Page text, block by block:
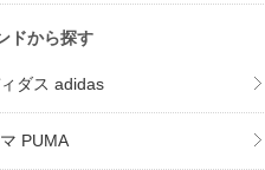
ドから探す
ダス adidas
PUMA